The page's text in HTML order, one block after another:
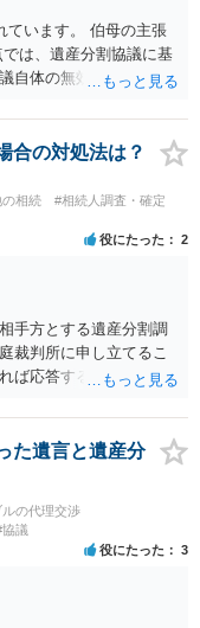
ています。 伯母の主張
は、遺産分割協議に基
自体の無効を裁判所が
様の認知能力に関する
力が否定される可能性
っていること ・御祖母
あったかの立証が困難
効力が否定される可能
に高い）ということが
合の対処法は？
相続
#相続人調査・確定
役にたった 2
手方とする遺産分割調
裁判所に申し立てるこ
ば応答する可能性がま
必要書類をてきぱきと
さい。
た遺言と遺産分
の代理交渉
協議
役にたった 3